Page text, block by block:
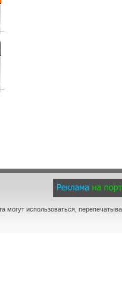
могут использоваться,